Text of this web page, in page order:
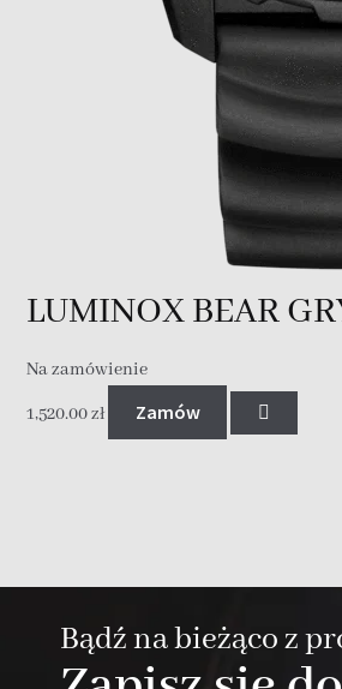
LUMINOX BEAR
Na zamówienie
1,520.00zł Zamów
Bądź na bieżąco z